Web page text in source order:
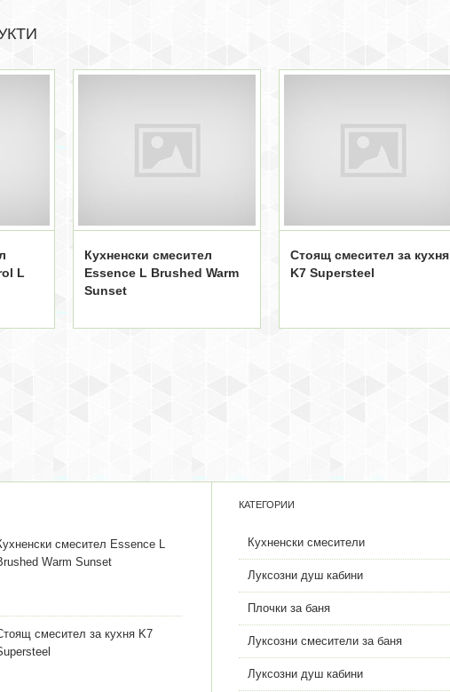
L
Кухненски смесител
Essence L Brushed Warm
Sunset
Стоящ смесител за кухня
K7 Supersteel
смесител Essence L
Warm Sunset
смесител за кухня K7
КАТЕГОРИИ
Кухненски смесители
Луксозни душ кабини
Плочки за баня
Луксозни смесители за баня
Луксозни душ кабини